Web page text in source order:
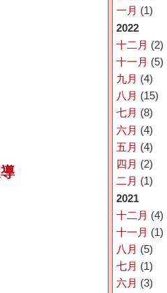
一月 (1)
2022
十二月 (2)
十一月 (5)
九月 (4)
八月 (15)
七月 (8)
六月 (4)
五月 (4)
四月 (2)
二月 (1)
2021
十二月 (4)
十一月 (1)
八月 (5)
七月 (1)
六月 (3)